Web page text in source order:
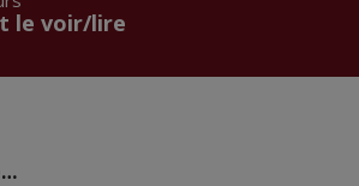
le voir/lire